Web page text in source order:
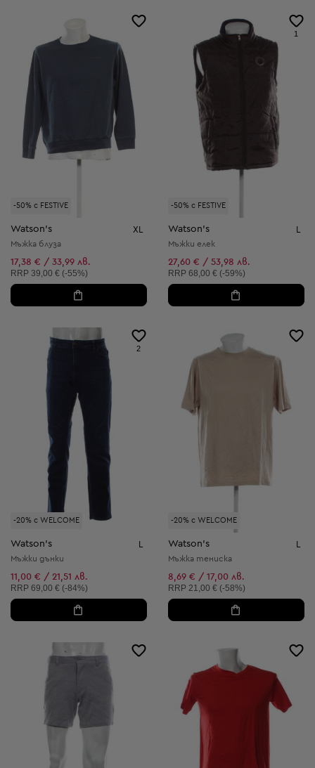
-50% с FESTIVE
Watson's XL
Мъжка блуза
17,38 € / 33,99 лв.
Препоръчителна цена:
RRP 39,00 € (-55%)
-50% с FESTIVE
1
Watson's L
Мъжки елек
27,60 € / 53,98 лв.
Препоръчителна цена:
RRP 68,00 € (-59%)
-20% с WELCOME
2
Watson's
Мъжки дънки
11,00 € / 21,51 лв.
Препоръчителна цена:
RRP 69,00 € (-84%)
-20% с WELCOME
Watson's
Мъжка тениска
8,69 € / 17,00 лв.
Препоръчителна цена:
RRP 21,00 € (-58%)